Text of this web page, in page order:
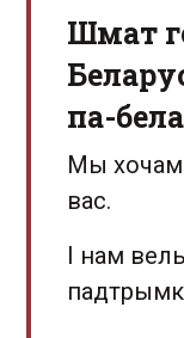
Шмат
па-
Мы хочам
вас.
І нам